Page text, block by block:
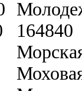
164840